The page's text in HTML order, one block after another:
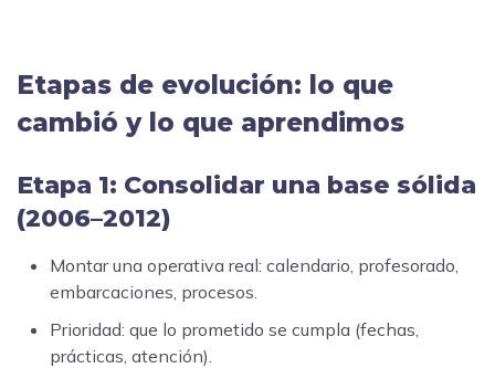
Etapas de evolución: lo que
cambió y lo que aprendimos
Etapa 1: Consolidar una base sólida
(2006–2012)
Montar una operativa real: calendario, profesorado,
embarcaciones, procesos.
Prioridad: que lo prometido se cumpla (fechas,
prácticas, atención).